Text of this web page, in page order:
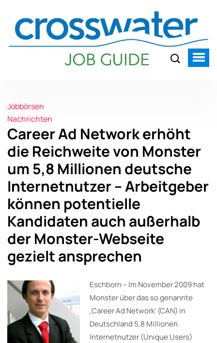
Jobbörsen
Nachrichten
Career Ad Network erhöht
die Reichweite von Monster
um 5,8 Millionen deutsche
Internetnutzer – Arbeitgeber
können potentielle
Kandidaten auch außerhalb
der Monster-Webseite
gezielt ansprechen
Eschborn – Im November 2009 hat
Monster über das so genannte
‚Career Ad Network‘ (CAN) in
Deutschland 5,8 Millionen
Internetnutzer (Unique Users)